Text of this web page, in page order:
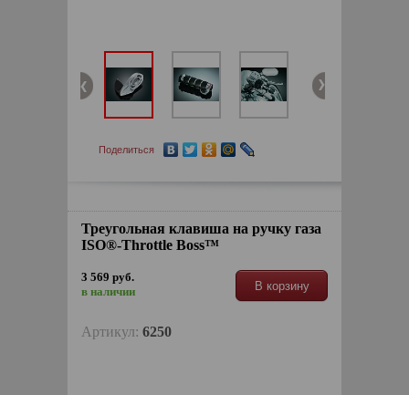
Поделиться
Треугольная клавиша на ручку газа
ISO®-Throttle Boss™
3 569 руб.
в наличии
В корзину
Артикул: 6250